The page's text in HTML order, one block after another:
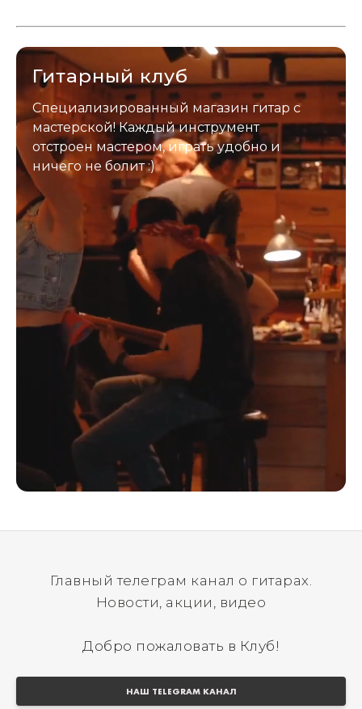
застрахован. Случись что -
Гитарный клуб
Специализированный магазин гитар с
мастерской! Каждый инструмент
отстроен мастером, играть удобно и
ничего не болит :)
Главный телеграм канал о гитарах.
Новости, акции, видео
Добро пожаловать в Клуб!
НАШ TELEGRAM КАНАЛ